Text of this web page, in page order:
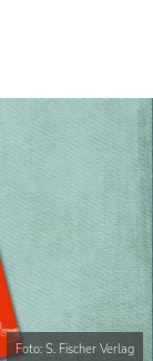
Foto: S. Fischer Verlag